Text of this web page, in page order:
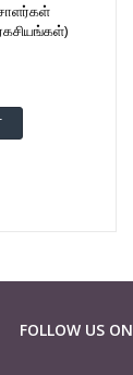
FOLLOW US ON